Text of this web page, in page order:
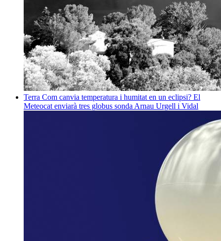
Terra Com canvia temperatura i humitat en un eclipsi? El
Meteocat enviarà tres globus sonda Arnau Urgell i Vidal